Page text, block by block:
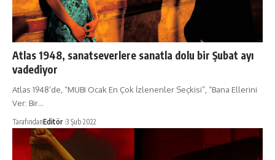
Atlas 1948, sanatseverlere sanatla dolu bir Şubat ayı
vadediyor
Atlas 1948’de, “MUBI Ocak En Çok İzlenenler Seçkisi”, “Bana Ellerini
Ver: Bir…
TarafındanEditör 3 Şub 2022